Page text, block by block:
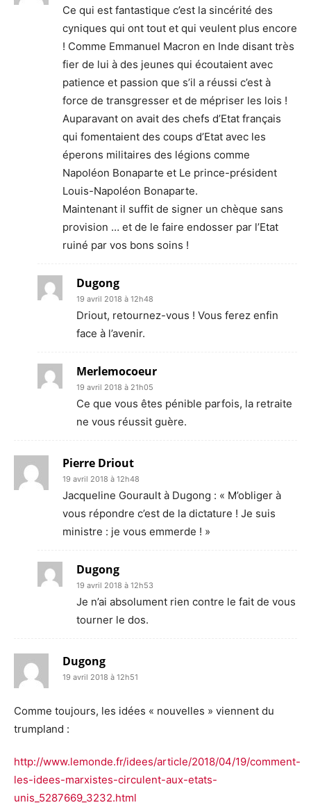
Ce qui est fantastique c’est la sincérité des
cyniques qui ont tout et qui veulent plus encore
! Comme Emmanuel Macron en Inde disant très
fier de lui à des jeunes qui écoutaient avec
patience et passion que s’il a réussi c’est à
force de transgresser et de mépriser les lois !
Auparavant on avait des chefs d’Etat français
qui fomentaient des coups d’Etat avec les
éperons militaires des légions comme
Napoléon Bonaparte et Le prince-président
Louis-Napoléon Bonaparte.
Maintenant il suffit de signer un chèque sans
provision … et de le faire endosser par l’Etat
ruiné par vos bons soins !
Dugong
19 avril 2018 à 12h48
Driout, retournez-vous ! Vous ferez enfin
face à l’avenir.
Merlemocoeur
19 avril 2018 à 21h05
Ce que vous êtes pénible parfois, la retraite
ne vous réussit guère.
Pierre Driout
19 avril 2018 à 12h48
Jacqueline Gourault à Dugong : « M’obliger à
vous répondre c’est de la dictature ! Je suis
ministre : je vous emmerde ! »
Dugong
19 avril 2018 à 12h53
Je n’ai absolument rien contre le fait de vous
tourner le dos.
Dugong
19 avril 2018 à 12h51
Comme toujours, les idées « nouvelles » viennent du
trumpland :
http://www.lemonde.fr/idees/article/2018/04/19/comment-
les-idees-marxistes-circulent-aux-etats-
unis_5287669_3232.html